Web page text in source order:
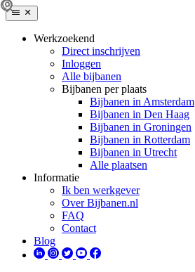
Werkzoekend
Direct inschrijven
Inloggen
Alle bijbanen
Bijbanen per plaats
Bijbanen in Amsterdam
Bijbanen in Den Haag
Bijbanen in Groningen
Bijbanen in Rotterdam
Bijbanen in Utrecht
Alle plaatsen
Informatie
Ik ben werkgever
Over Bijbanen.nl
FAQ
Contact
Blog